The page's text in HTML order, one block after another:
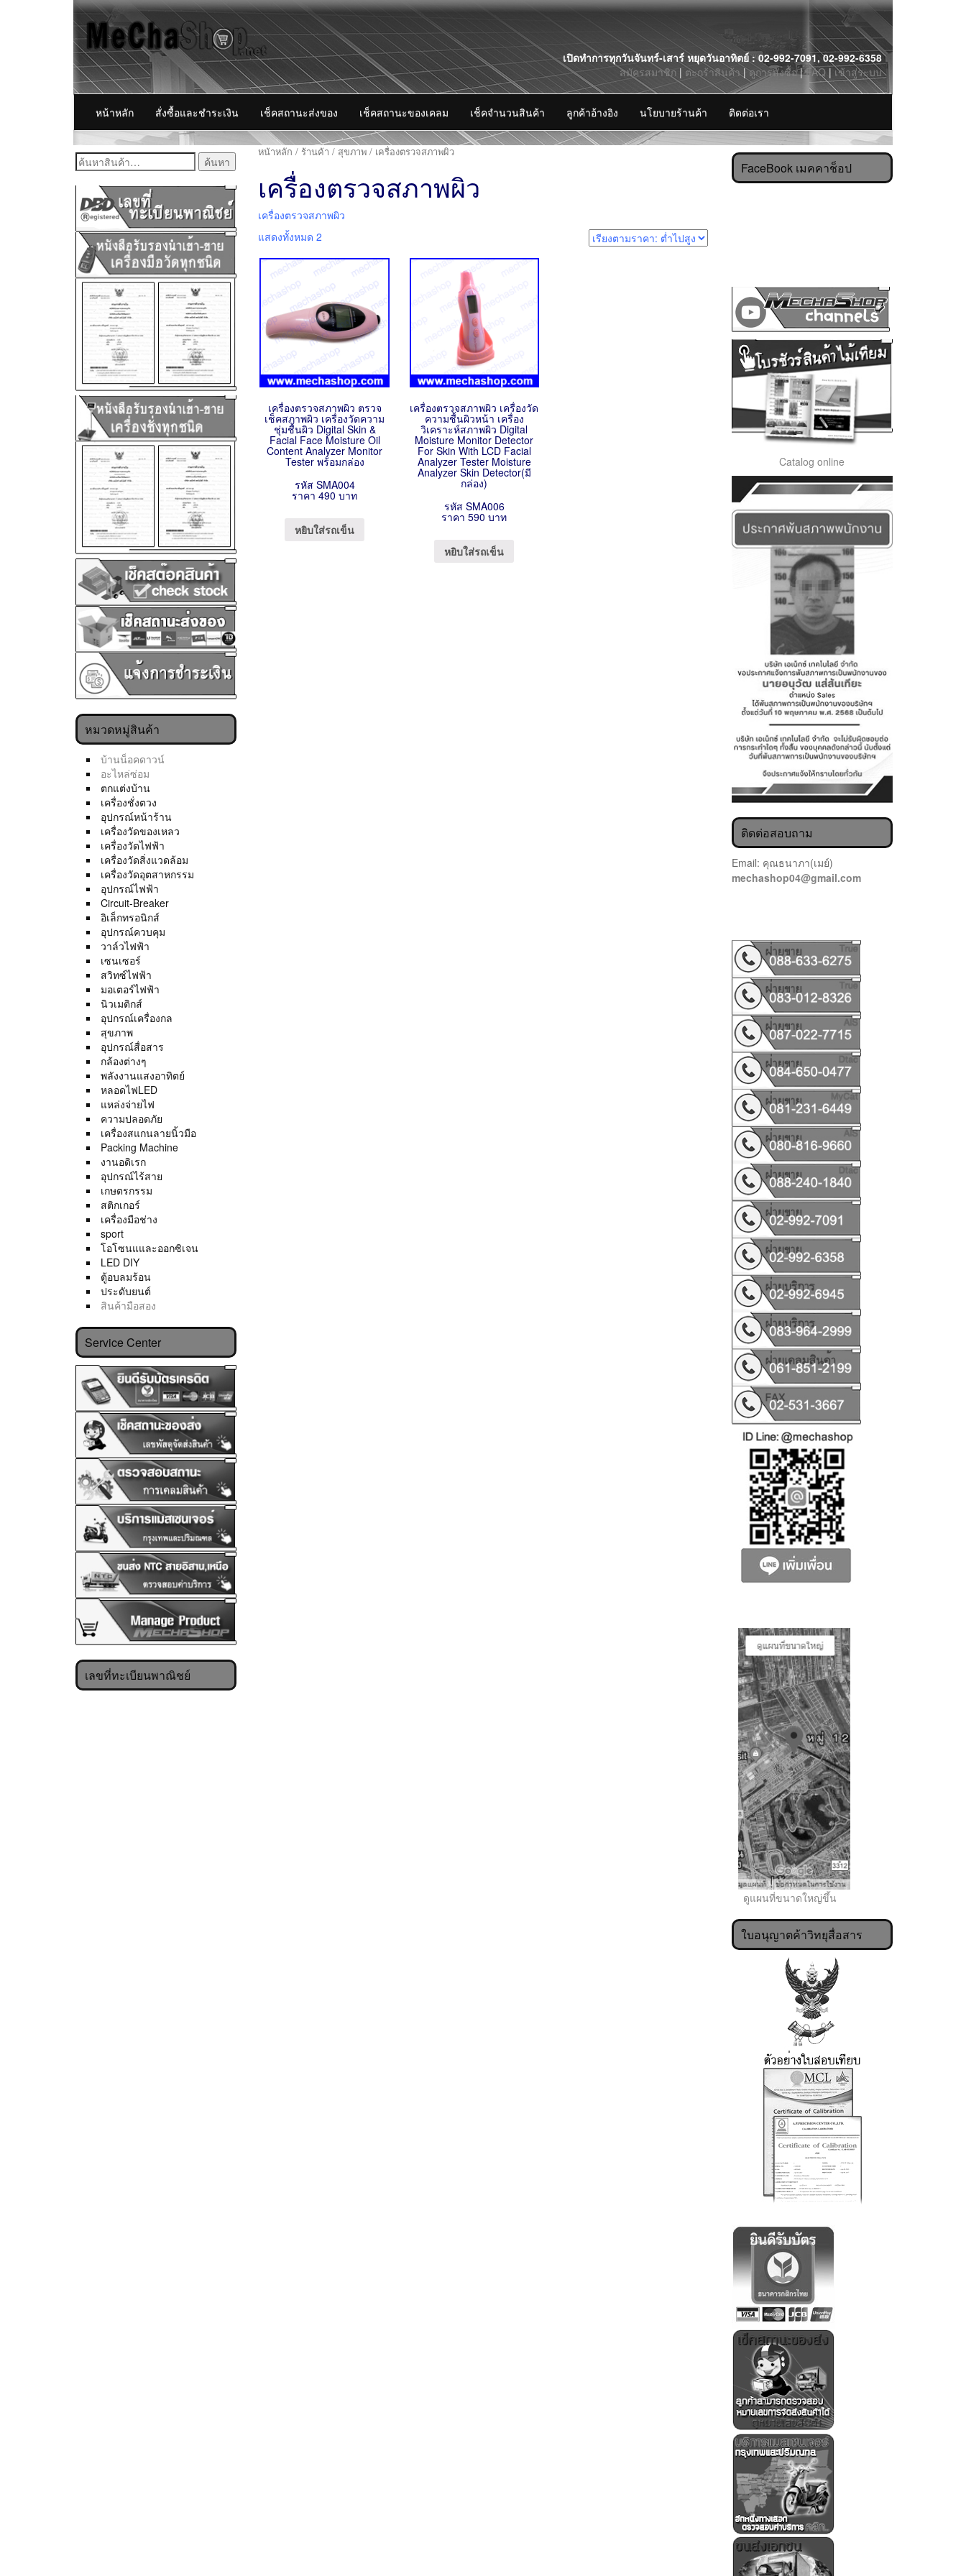
Skip
to
content
เปิดทำการทุกวันจันทร์-เสาร์ หยุดวันอาทิตย์ : 02-992-7091, 02-992-6358
สมัครสมาชิก | ตะกร้าสินค้า|ดูการสั่งซื้อ|FAQ | เข้าสู่ระบบ
หน้าหลัก สั่งซื้อและชำระเงิน เช็คสถานะส่งของ เช็คสถานะของเคลม เช็คจำนวนสินค้า ลูกค้าอ้างอิง นโยบายร้านค้า ติดต่อเรา
ค้นหา:
หมวดหมู่สินค้า
บ้านน็อคดาวน์
อะไหล่ซ่อม
ตกแต่งบ้าน
เครื่องชั่งตวง
อุปกรณ์หน้าร้าน
เครื่องวัดของเหลว
เครื่องวัดไฟฟ้า
เครื่องวัดสิ่งแวดล้อม
เครื่องวัดอุตสาหกรรม
อุปกรณ์ไฟฟ้า
Circuit-Breaker
อิเล็กทรอนิกส์
อุปกรณ์ควบคุม
วาล์วไฟฟ้า
เซนเซอร์
สวิทซ์ไฟฟ้า
มอเตอร์ไฟฟ้า
นิวเมติกส์
อุปกรณ์เครื่องกล
สุขภาพ
อุปกรณ์สื่อสาร
กล้องต่างๆ
พลังงานแสงอาทิตย์
หลอดไฟLED
แหล่งจ่ายไฟ
ความปลอดภัย
เครื่องสแกนลายนิ้วมือ
Packing Machine
งานอดิเรก
อุปกรณ์ไร้สาย
เกษตรกรรม
สติกเกอร์
เครื่องมือช่าง
sport
โอโซนแและออกซิเจน
LED DIY
ตู้อบลมร้อน
ประดับยนต์
สินค้ามือสอง
Service Center
เลขที่ทะเบียนพาณิชย์
หน้าหลัก / ร้านค้า / สุขภาพ / เครื่องตรวจสภาพผิว
เครื่องตรวจสภาพผิว
เครื่องตรวจสภาพผิว
แสดงทั้งหมด 2
เครื่องตรวจสภาพผิว ตรวจ
เช็คสภาพผิว เครื่องวัดความ
ชุ่มชื้นผิว Digital Skin &
Facial Face Moisture Oil
Content Analyzer Monitor
Tester พร้อมกล่อง
รหัส SMA004
ราคา 490 บาท
หยิบใส่รถเข็น
เครื่องตรวจสภาพผิว เครื่องวัด
ความชื้นผิวหน้า เครื่อง
วิเคราะห์สภาพผิว Digital
Moisture Monitor Detector
For Skin With LCD Facial
Analyzer Tester Moisture
Analyzer Skin Detector(มี
กล่อง)
รหัส SMA006
ราคา 590 บาท
หยิบใส่รถเข็น
FaceBook เมคคาช็อป
Catalog online
ติดต่อสอบถาม
Email: คุณธนาภา(เมย์)
mechashop04@gmail.com
ดูแผนที่ขนาดใหญ่ขึ้น
ใบอนุญาตค้าวิทยุสื่อสาร